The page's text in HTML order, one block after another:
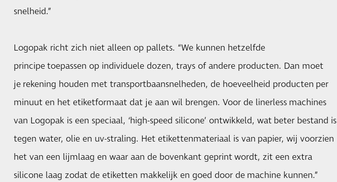
snelheid.”
Logopak richt zich niet alleen op pallets. “We kunnen hetzelfde
principe toepassen op individuele dozen, trays of andere producten. Dan moet
je rekening houden met transportbaansnelheden, de hoeveelheid producten per
minuut en het etiketformaat dat je aan wil brengen. Voor de linerless machines
van Logopak is een speciaal, ‘high-speed silicone’ ontwikkeld, wat beter bestand is
tegen water, olie en uv-straling. Het etikettenmateriaal is van papier, wij voorzien
het van een lijmlaag en waar aan de bovenkant geprint wordt, zit een extra
silicone laag zodat de etiketten makkelijk en goed door de machine kunnen.”